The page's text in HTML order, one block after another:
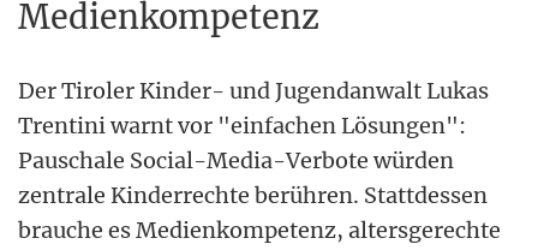
Medienkompetenz
Der Tiroler Kinder- und Jugendanwalt Lukas
Trentini warnt vor "einfachen Lösungen":
Pauschale Social-Media-Verbote würden
zentrale Kinderrechte berühren. Stattdessen
brauche es Medienkompetenz, altersgerechte